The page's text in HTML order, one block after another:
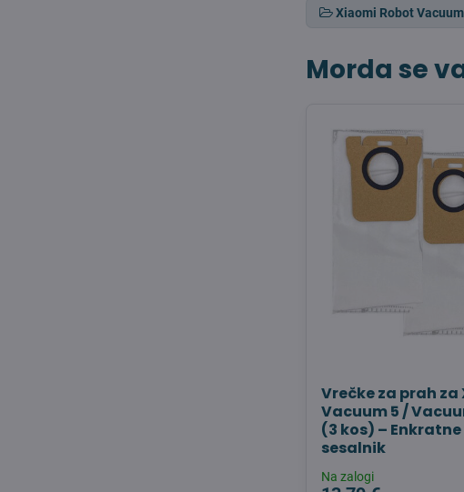
Xiaomi Robot
Morda se
Vrečke za prah
Vacuum 5 /
(3 kos) –
sesalnik
Na zalogi